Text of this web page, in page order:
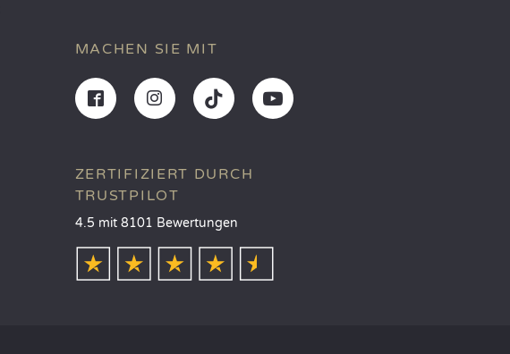
MACHEN SIE MIT
ZERTIFIZIERT DURCH
TRUSTPILOT
4.5 mit 8101 Bewertungen